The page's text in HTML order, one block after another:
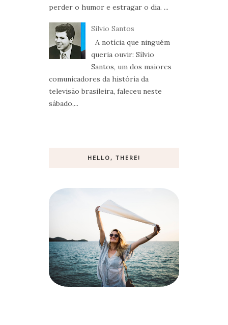
perder o humor e estragar o dia. ...
Silvio Santos
A notícia que ninguém
queria ouvir: Sílvio
Santos, um dos maiores
comunicadores da história da
televisão brasileira, faleceu neste
sábado,...
HELLO, THERE!